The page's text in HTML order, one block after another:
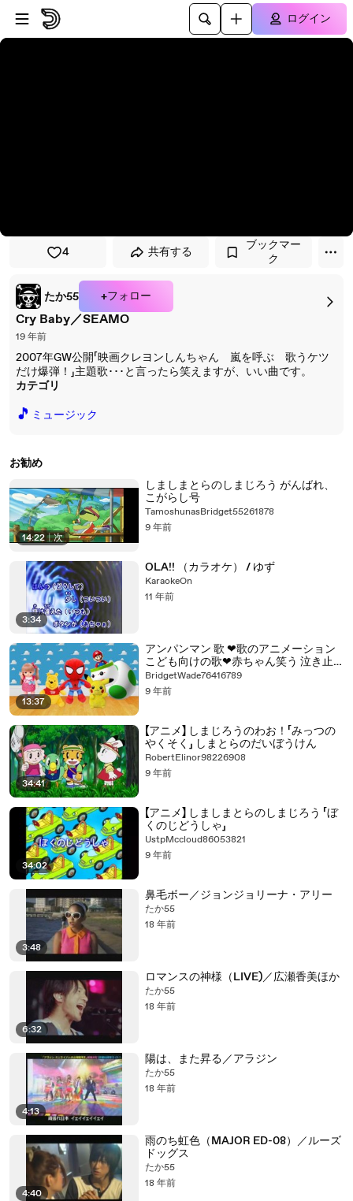
プレイヤーにスキップ
メインコンテンツにスキップ
ログイン
4 共有する
ブックマー
ク
たか55 +フォロー
Cry Baby／SEAMO
19 年前
2007年GW公開「映画クレヨンしんちゃん 嵐を呼ぶ 歌うケツ
だけ爆弾！」主題歌･･･と言ったら笑えますが、いい曲です。
カテゴリ
🎵 ミュージック
お勧め
14:22 | 次
しましまとらのしまじろう がんばれ、
こがらし号
TamoshunasBridget55261878
9 年前
3:34
OLA!! （カラオケ） / ゆず
KaraokeOn
11 年前
13:37
アンパンマン 歌 ❤歌のアニメーション
こども向けの歌❤赤ちゃん笑う 泣き止
む おかあさんといっしょ いないいない
ばぁ おもちゃアニメ おもしろ ドラえも
ん Toy Kids
BridgetWade76416789
9 年前
34:41
【アニメ】 しまじろうのわお！「みっつの
やくそく」 しまとらのだいぼうけん
RobertElinor98226908
9 年前
34:02
【アニメ】 しましまとらのしまじろう 「ぼ
くのじどうしゃ」
UstpMccloud86053821
9 年前
3:48
鼻毛ボー／ジョンジョリーナ・アリー
たか55
18 年前
6:32
ロマンスの神様（LIVE)／広瀬香美ほか
たか55
18 年前
4:13
陽は、また昇る／アラジン
たか55
18 年前
4:40
雨のち虹色（MAJOR ED-08）／ルーズ
ドッグス
たか55
18 年前